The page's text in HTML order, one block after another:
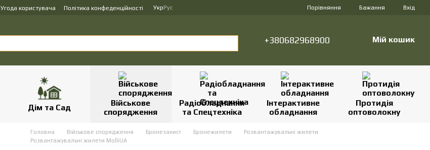
Угода користувача Політика конфеденційності УкрРус Порівняння Бажання Вхід
+380682968900 Мій кошик
Дім та Сад
Військове
спорядження
Радіобладнання
та Спецтехніка
Інтерактивне
обладнання
Протидія
оптоволокну
Головна Військове спорядження Бронезахист Бронежилети
Розвантажувальні жилети
Розвантажувальні жилети MolliUA